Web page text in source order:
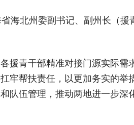
海北州委副书记、副州长（援
援青干部精准对接门源实际需
牢帮扶责任，以更加务实的举
队伍管理，推动两地进一步深